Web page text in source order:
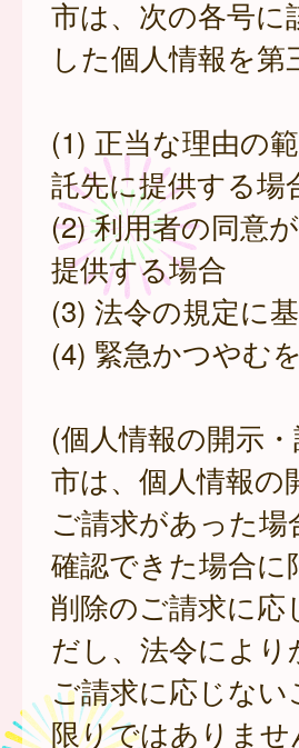
市は、次の各号に
した個人情報を
(1) 正当な理由の
託先に提供する場
(2) 利用者の同意
提供する場合
(3) 法令の規定に
(4) 緊急かつやむ
(個人情報の開示
市は、個人情報の
ご請求があった
確認できた場合に
削除のご請求に
だし、法令によ
ご請求に応じな
限りではありま